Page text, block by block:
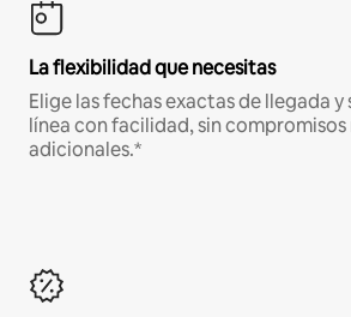
La flexibilidad que necesitas
Elige las fechas exactas de llegada y
línea con facilidad, sin
adicionales.*